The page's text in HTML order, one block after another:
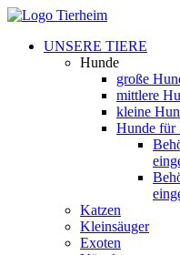
UNSERE TIERE
Hunde
große
mittlere
kleine
Hunde für
Katzen
Kleinsäuger
Exoten